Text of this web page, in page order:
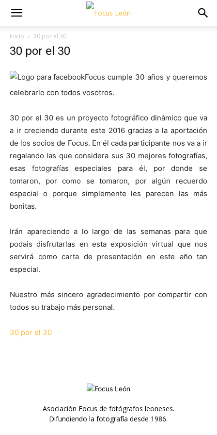
Inicio 30 por el 30
30 por el 30
Focus cumple 30 años y queremos
celebrarlo con todos vosotros.
30 por el 30 es un proyecto fotográfico dinámico que va
a ir creciendo durante este 2016 gracias a la aportación
de los socios de Focus. En él cada participante nos va a ir
regalando las que considera sus 30 mejores fotografías,
esas fotografías especiales para él, por donde se
tomaron, por como se tomaron, por algún recuerdo
especial o porque simplemente les parecen las más
bonitas.
Irán apareciendo a lo largo de las semanas para que
podais disfrutarlas en esta exposición virtual que nos
servirá como carta de presentación en este año tan
especial.
Nuestro más sincero agradecimiento por compartir con
todos su trabajo más personal.
30 por el 30
Asociación Focus de fotógrafos leoneses.
Difundiendo la fotografía desde 1986.